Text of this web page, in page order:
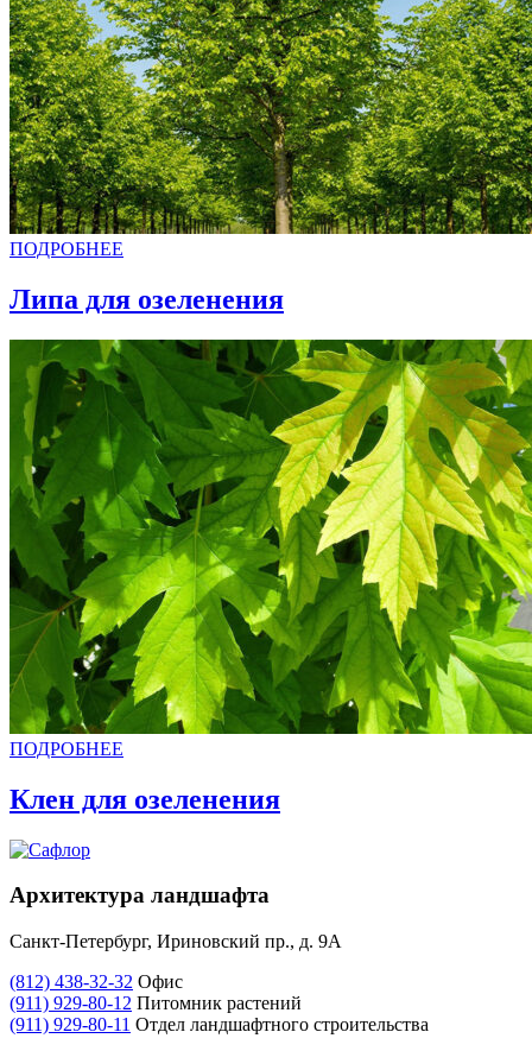
ПОДРОБНЕЕ
Липа для озеленения
ПОДРОБНЕЕ
Клен для озеленения
Архитектура ландшафта
Санкт-Петербург, Ириновский пр., д. 9А
(812) 438-32-32 Офис
(911) 929-80-12 Питомник растений
(911) 929-80-11 Отдел ландшафтного строительства